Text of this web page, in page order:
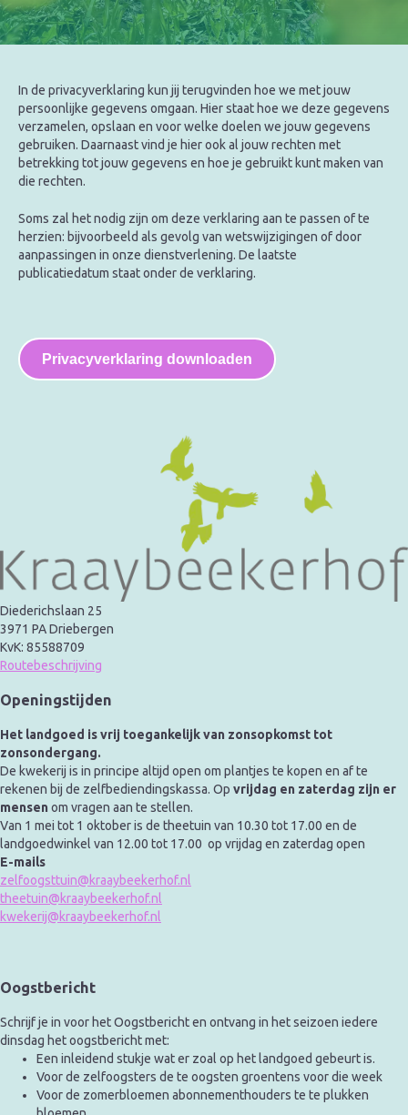
In de privacyverklaring kun jij terugvinden hoe we met jouw
persoonlijke gegevens omgaan. Hier staat hoe we deze gegevens
verzamelen, opslaan en voor welke doelen we jouw gegevens
gebruiken. Daarnaast vind je hier ook al jouw rechten met
betrekking tot jouw gegevens en hoe je gebruikt kunt maken van
die rechten.
Soms zal het nodig zijn om deze verklaring aan te passen of te
herzien: bijvoorbeeld als gevolg van wetswijzigingen of door
aanpassingen in onze dienstverlening. De laatste
publicatiedatum staat onder de verklaring.
Privacyverklaring downloaden
Diederichslaan 25
3971 PA Driebergen
KvK: 85588709
Routebeschrijving
Openingstijden
Het landgoed is vrij toegankelijk van zonsopkomst tot
zonsondergang.
De kwekerij is in principe altijd open om plantjes te kopen en af te
rekenen bij de zelfbediendingskassa. Op vrijdag en zaterdag zijn er
mensen om vragen aan te stellen.
Van 1 mei tot 1 oktober is de theetuin van 10.30 tot 17.00 en de
landgoedwinkel van 12.00 tot 17.00 op vrijdag en zaterdag open
E-mails
zelfoogsttuin@kraaybeekerhof.nl
theetuin@kraaybeekerhof.nl
kwekerij@kraaybeekerhof.nl
Oogstbericht
Schrijf je in voor het Oogstbericht en ontvang in het seizoen iedere
dinsdag het oogstbericht met:
Een inleidend stukje wat er zoal op het landgoed gebeurt is.
Voor de zelfoogsters de te oogsten groentens voor die week
Voor de zomerbloemen abonnementhouders te te plukken